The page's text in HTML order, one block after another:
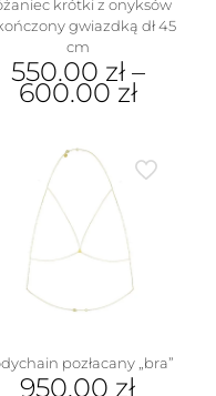
krótki z onyksów
gwiazdką dł 45
cm
550.00 zł–
600.00 zł
ma
wiele
wariantów.
Opcje
można
stronie
pozłacany „bra”
950.00 zł